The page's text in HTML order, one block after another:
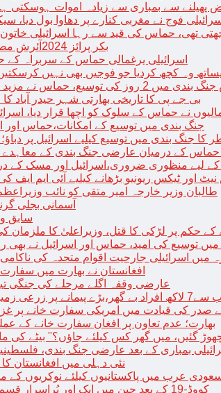
پھیلنے سے بمباری سے زیادہ اموات ہوسکتی
فوج نے مغربی کنارے پر دھاوا بول دیا،
تھی، حماس کی قید سے رہا اسرائیلی
بکر پرائز 2024آئرش مصنف پال لنچ نے جیت لیا
اسرائیلی یرغمالی حماس کے سربراہ
وہ کچھ کردیا جو فوجیں بھی نہیں
حماس نے مزید 11 یرغمالی رہا کر دیے
بی جے پی کا تاریخی بھارتی شہر حیدر آباد کا
نے حماس کے سلوک کو اچھا قرار دیا،
جنگ بندی میں توسیع کے امکانات،حماس اور
کا جنگ بندی میں توسیع کیلیے اسرائیل پر
حماس کے درمیان عارضی جنگ بندی کے معاہدے
لیے منظوری ضروری،اسرائیل اور مسک کے
اور ٹیکس ریونیو بڑھانے کیلیے آئی ایم ایف
طالبان وزیر خارجہ امیر متقی کو نائب
آسمانی بجلی گرنے سے 20
سابق وزیر
کے حکم پر لڑکی کا قتل، وزیراعلیٰ کا ملزمان
توسیع کی امید، حماس اور اسرائیل نے بھی
میں اسرائیلی جارحیت اقوام متحدہ کی
افغانستان نے بھارت میں
عارضی وقفہ اگلے مرحلے کی جنگی
پل بھی بہہ گئے
صدر کی قیادت میں امریکی سفارت خانے پر
بھارت؛ عدم تعاون پر افغان سفارت خانے کے عملے
گئیں، میں گھر کس کیلئے جاؤں؟” بیٹے کی
نئی دہلی میں افغانستان
عرب میں پاکستانیوں کیلئے نوکریوں کے
کووڈ-19 کے بعد چین میں ایک اور پُراسرار قسم کی بیماری پھیلنے لگی